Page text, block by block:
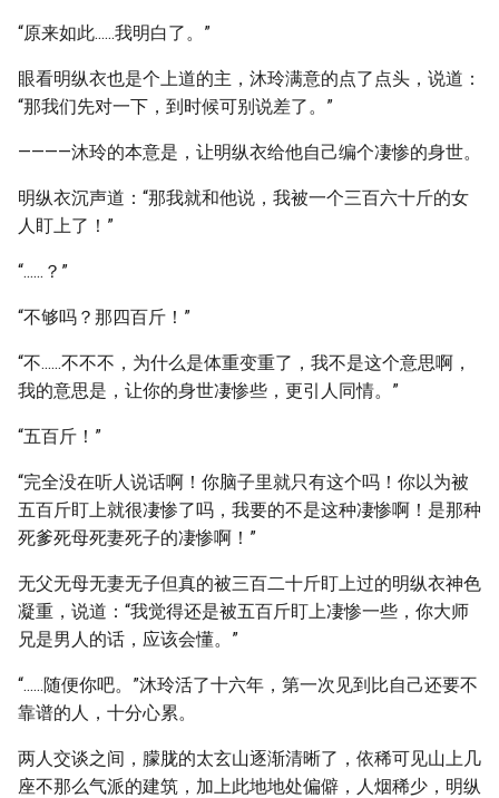
“原来如此......我明白了。”
眼看明纵衣也是个上道的主，沐玲满意的点了点头，说道：
“那我们先对一下，到时候可别说差了。”
————沐玲的本意是，让明纵衣给他自己编个凄惨的身世。
明纵衣沉声道：“那我就和他说，我被一个三百六十斤的女
人盯上了！”
“......？”
“不够吗？那四百斤！”
“不......不不不，为什么是体重变重了，我不是这个意思啊，
我的意思是，让你的身世凄惨些，更引人同情。”
“五百斤！”
“完全没在听人说话啊！你脑子里就只有这个吗！你以为被
五百斤盯上就很凄惨了吗，我要的不是这种凄惨啊！是那种
死爹死母死妻死子的凄惨啊！”
无父无母无妻无子但真的被三百二十斤盯上过的明纵衣神色
凝重，说道：“我觉得还是被五百斤盯上凄惨一些，你大师
兄是男人的话，应该会懂。”
“......随便你吧。”沐玲活了十六年，第一次见到比自己还要不
靠谱的人，十分心累。
两人交谈之间，朦胧的太玄山逐渐清晰了，依稀可见山上几
座不那么气派的建筑，加上此地地处偏僻，人烟稀少，明纵